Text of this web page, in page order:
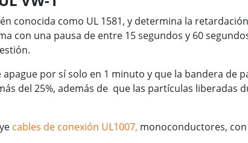
conocida como UL 1581, y determina la
con una pausa de entre 15 segundos y 60
por sí solo en 1 minuto y que la bandera de
del 25%, además de que las partículas liberadas
cables de conexión UL1007, monoconductores, con